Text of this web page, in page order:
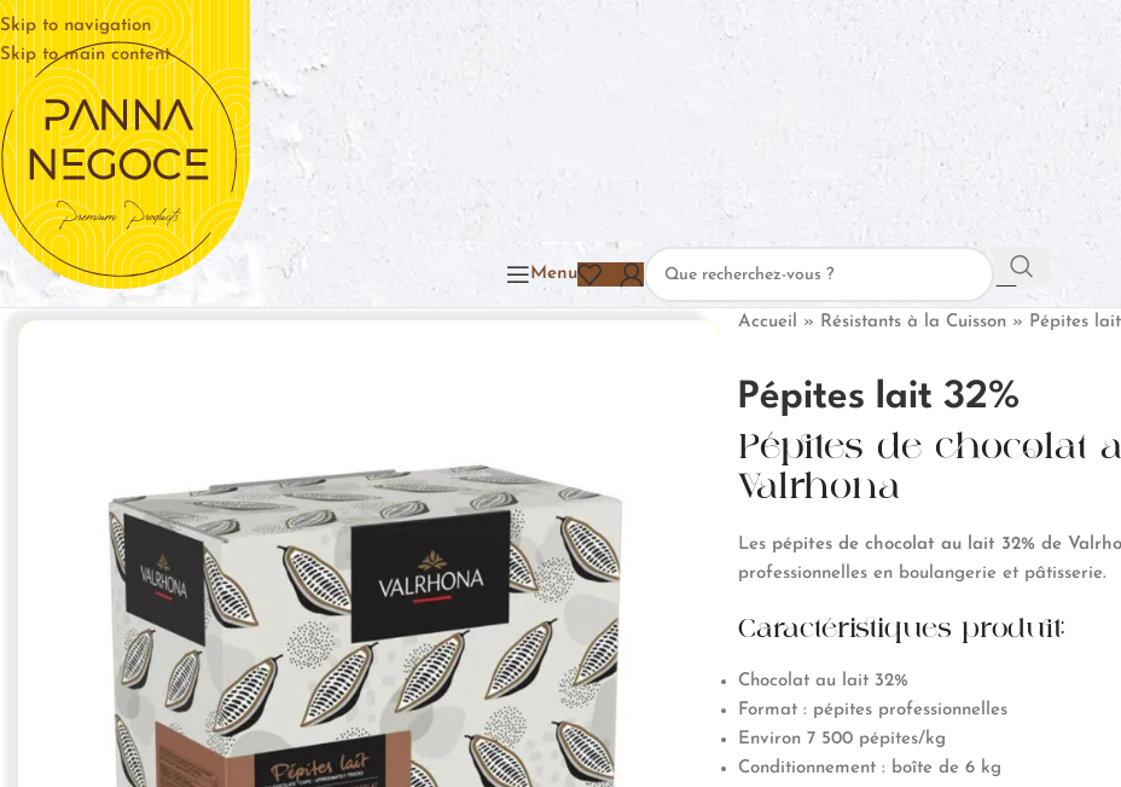
Skip to navigation
Skip to main content
Menu
Accueil » Résistants à la Cuisson » Pépites
Pépites lait 32%
Pépites de chocolat
Valrhona
Les pépites de chocolat au lait 32% de
professionnelles en boulangerie et pâtisserie.
Caractéristiques produit:
Chocolat au lait 32%
Format : pépites professionnelles
Environ 7 500 pépites/kg
Conditionnement : boîte de 6 kg